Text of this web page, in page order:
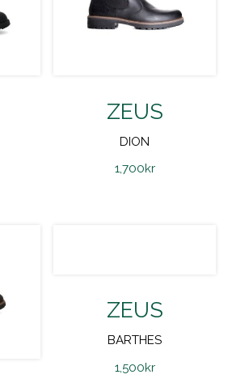
ZEUS
DION
1,700kr
ZEUS
BARTHES
1,500kr